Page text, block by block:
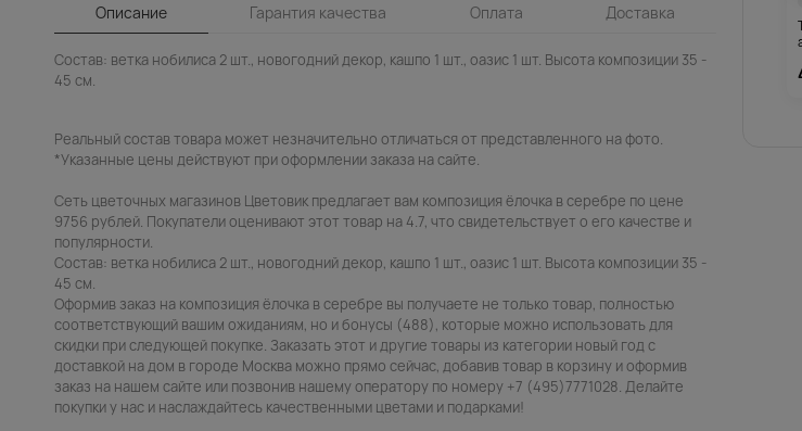
Описание Гарантия качества Оплата Доставка
Состав: ветка нобилиса 2 шт., новогодний декор, кашпо 1 шт., оазис 1 шт. Высота композиции 35 -
45 см.
Реальный состав товара может незначительно отличаться от представленного на фото.
*Указанные цены действуют при оформлении заказа на сайте.
Сеть цветочных магазинов Цветовик предлагает вам композиция ёлочка в серебре по цене
9756 рублей. Покупатели оценивают этот товар на 4.7, что свидетельствует о его качестве и
популярности.
Состав: ветка нобилиса 2 шт., новогодний декор, кашпо 1 шт., оазис 1 шт. Высота композиции 35 -
45 см.
Оформив заказ на композиция ёлочка в серебре вы получаете не только товар, полностью
соответствующий вашим ожиданиям, но и бонусы (488), которые можно использовать для
скидки при следующей покупке. Заказать этот и другие товары из категории новый год с
доставкой на дом в городе Москва можно прямо сейчас, добавив товар в корзину и оформив
заказ на нашем сайте или позвонив нашему оператору по номеру +7 (495)7771028. Делайте
покупки у нас и наслаждайтесь качественными цветами и подарками!